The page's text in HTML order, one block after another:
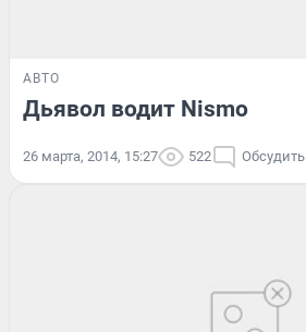
АВТО
Дьявол водит Nismo
26 марта, 2014, 15:27 522 Обсудить